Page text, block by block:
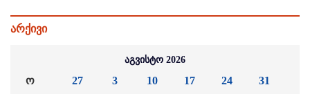
არქივი
აგვისტო 2026
ო 27 3 10 17 24 31